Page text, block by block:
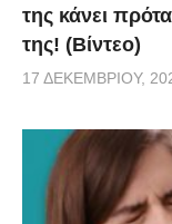
της κάνει
της! (Βίντεο)
17 ΔΕΚΕΜΒΡΊΟΥ,